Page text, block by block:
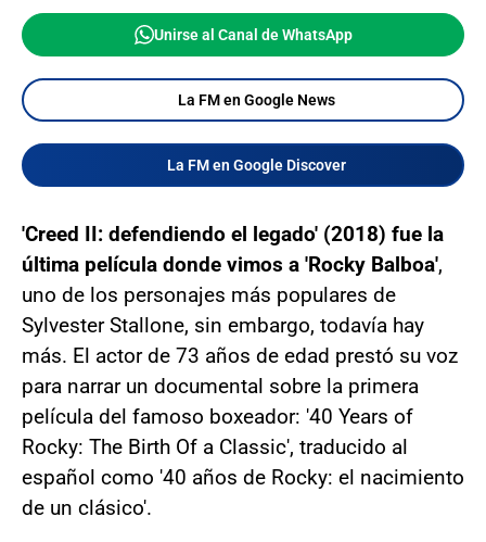
Unirse al Canal de WhatsApp
La FM en Google News
La FM en Google Discover
'Creed II: defendiendo el legado' (2018) fue la
última película donde vimos a 'Rocky Balboa',
uno de los personajes más populares de
Sylvester Stallone, sin embargo, todavía hay
más. El actor de 73 años de edad prestó su voz
para narrar un documental sobre la primera
película del famoso boxeador: '40 Years of
Rocky: The Birth Of a Classic', traducido al
español como '40 años de Rocky: el nacimiento
de un clásico'.